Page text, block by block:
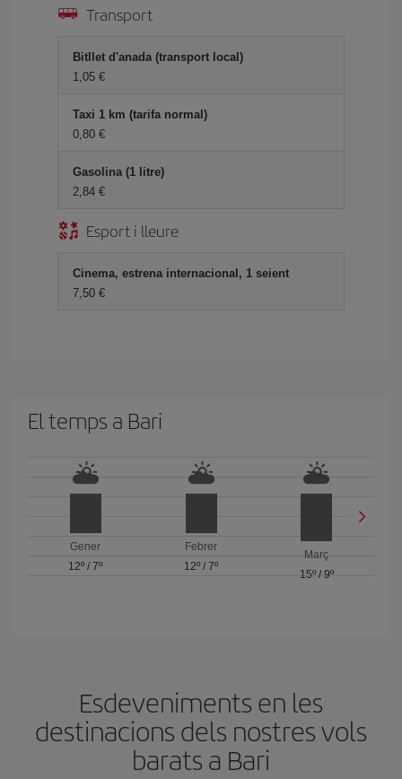
Transport
Bitllet d'anada (transport local)
1,05
Taxi 1 km (tarifa normal)
0,80
Gasolina (1 litre)
2,84
Esport i lleure
Cinema, estrena internacional, 1 seient
7,50
El temps a Bari
Gener
12º /7º
Febrer
12º / 7º
Març
15º/ 9º
Esdeveniments en les
destinacions dels nostres vols
barats a Bari